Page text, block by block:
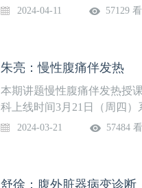
属医院消化科团队，策划了
期讲题慢性腹痛伴黄疸授课
副主任上线时间4月11日（
2024-04-11 57129
朱亮：慢性腹痛伴发热
本期讲题慢性腹痛伴发热授
科上线时间3月21日（周四
多种原因，经常表现复杂，
2024-03-21 57484
舒徐：腹外脏器病变诊断